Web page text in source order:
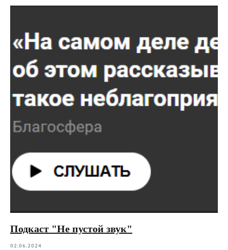
Подкаст "Не пустой звук"
02.06.2024